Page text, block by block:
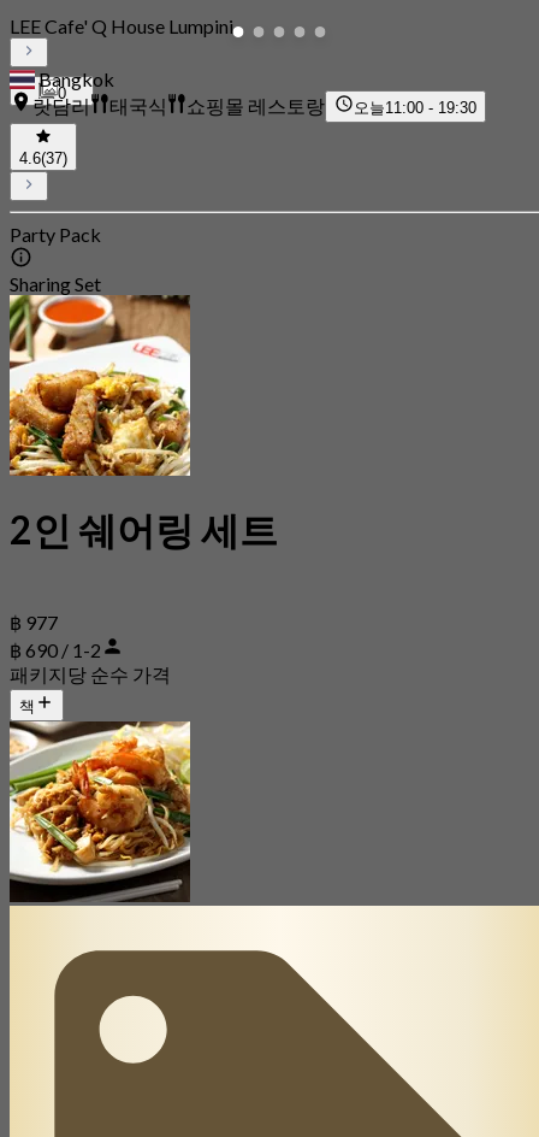
0
LEE Cafe' Q House Lumpini
Bangkok
랏담리
태국식 쇼핑몰 레스토랑 오늘11:00 - 19:30
4.6(37)
Party Pack
Sharing Set
2인 쉐어링 세트
฿ 977
฿ 690 / 1-2
패키지당 순수 가격
책